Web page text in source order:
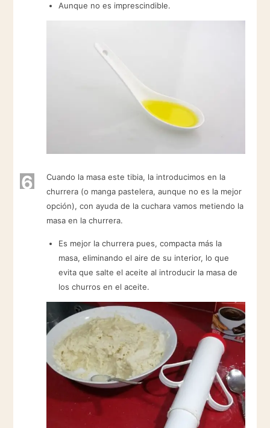
Aunque no es imprescindible.
6
Cuando la masa este tibia, la introducimos en la
churrera (o manga pastelera, aunque no es la mejor
opción), con ayuda de la cuchara vamos metiendo la
masa en la churrera.
Es mejor la churrera pues, compacta más la
masa, eliminando el aire de su interior, lo que
evita que salte el aceite al introducir la masa de
los churros en el aceite.